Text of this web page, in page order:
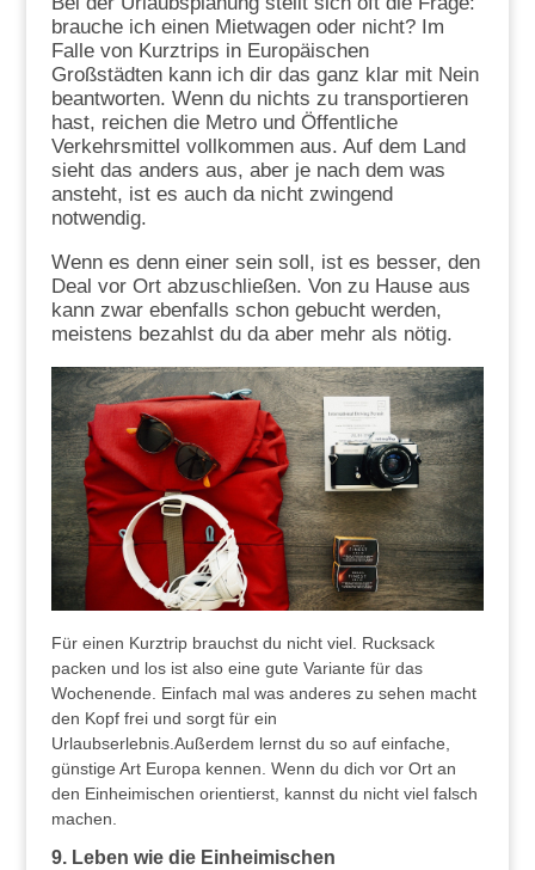
brauche ich einen Mietwagen oder nicht? Im
Falle von Kurztrips in Europäischen
Großstädten kann ich dir das ganz klar mit Nein
beantworten. Wenn du nichts zu transportieren
hast, reichen die Metro und Öffentliche
Verkehrsmittel vollkommen aus. Auf dem Land
sieht das anders aus, aber je nach dem was
ansteht, ist es auch da nicht zwingend
notwendig.
Wenn es denn einer sein soll, ist es besser, den
Deal vor Ort abzuschließen. Von zu Hause aus
kann zwar ebenfalls schon gebucht werden,
meistens bezahlst du da aber mehr als nötig.
Für einen Kurztrip brauchst du nicht viel. Rucksack
packen und los ist also eine gute Variante für das
Wochenende. Einfach mal was anderes zu sehen macht
den Kopf frei und sorgt für ein
Urlaubserlebnis.Außerdem lernst du so auf einfache,
günstige Art Europa kennen. Wenn du dich vor Ort an
den Einheimischen orientierst, kannst du nicht viel falsch
machen.
9. Leben wie die Einheimischen